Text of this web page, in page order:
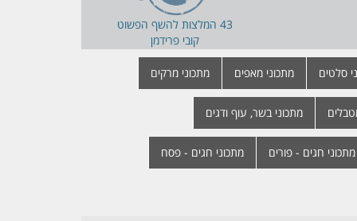
43 המלצות ל
השף הפשוט
קובי פרידמן
סלטים מתכוני מאפים מתכוני מרקים
מתכוני בשר, עוף ודגים
מתכוני חגים - פורים מתכוני חגים - פסח